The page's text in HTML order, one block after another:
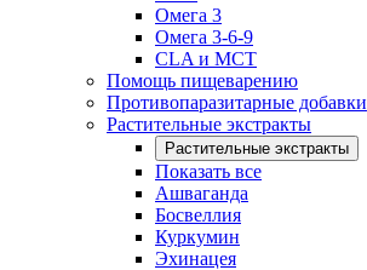
Омега 3
Омега 3-6-9
CLA и MCT
Помощь пищеварению
Противопаразитарные добавки
Растительные экстракты
Растительные экстракты
Показать все
Ашваганда
Босвеллия
Куркумин
Эхинацея